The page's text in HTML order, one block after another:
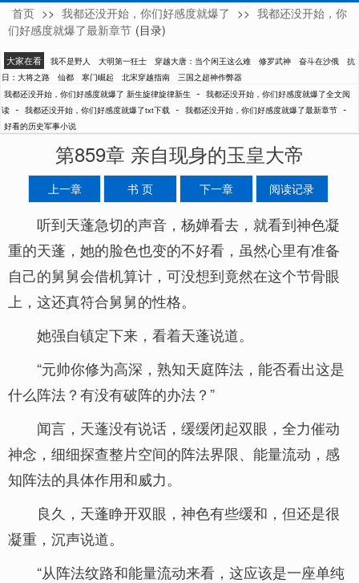
新生旋律旋律新生
首页 >> 我都还没开始，你们好感度就爆了 >> 我都还没开始，你
们好感度就爆了最新章节 (目录)
大家在看 我不是野人 大明第一狂士 穿越大唐：当个闲王这么难 修罗武神 奋斗在沙俄
抗
日：大将之路
仙都 寒门崛起 北宋穿越指南
三国之超神作弊器
我都还没开始，你们好感度就爆了 新生旋律旋律新生 - 我都还没开始，你们好感度就爆了全文阅
读 - 我都还没开始，你们好感度就爆了txt下载 - 我都还没开始，你们好感度就爆了最新章节 -
好看的历史军事小说
第859章 亲自现身的玉皇大帝
上一章 书 页 下一章 阅读记录
听到天蓬急切的声音，杨婵看去，就看到神色凝
重的天蓬，她的脸色也变的不好看，虽然心里有准备
自己的舅舅会借机算计，可没想到竟然在这个节骨眼
上，这还真符合舅舅的性格。
她强自镇定下来，看着天蓬说道。
“元帅你修为高深，熟知天庭阵法，能否看出这是
什么阵法？有没有破阵的办法？”
闻言，天蓬没有说话，缓缓闭起双眼，全力催动
神念，细细探查整片空间的阵法界限、能量流动，感
知阵法的具体作用和威力。
良久，天蓬睁开双眼，神色有些缓和，但还是很
凝重，沉声说道。
“从阵法纹路和能量流动来看，这应该是一座单纯